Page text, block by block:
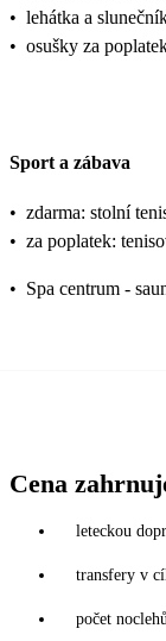
• lehátka a
• osušky za
Sport a zábava
• zdarma: stolní
• za poplatek:
• Spa centrum -
Cena
leteckou
transfery v
počet